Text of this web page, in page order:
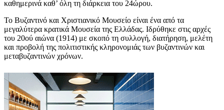
καθημερινά καθ’ όλη τη διάρκεια του 24ώρου.
Το Βυζαντινό και Χριστιανικό Μουσείο είναι ένα από τα
μεγαλύτερα κρατικά Μουσεία της Ελλάδας. Ιδρύθηκε στις αρχές
του 20ού αιώνα (1914) με σκοπό τη συλλογή, διατήρηση, μελέτη
και προβολή της πολιτιστικής κληρονομιάς των βυζαντινών και
μεταβυζαντινών χρόνων.